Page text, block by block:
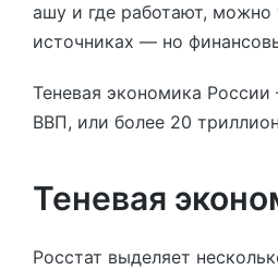
ашу и где работают, можно
источниках — но
Теневая экономика
ВВП, или более 20
Теневая
Росстат выделяет